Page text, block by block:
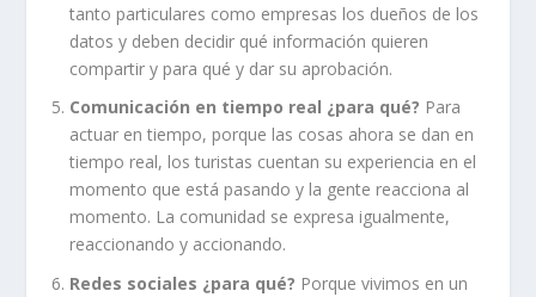
tanto particulares como empresas los dueños de los
datos y deben decidir qué información quieren
compartir y para qué y dar su aprobación.
Comunicación en tiempo real ¿para qué? Para
actuar en tiempo, porque las cosas ahora se dan en
tiempo real, los turistas cuentan su experiencia en el
momento que está pasando y la gente reacciona al
momento. La comunidad se expresa igualmente,
reaccionando y accionando.
Redes sociales ¿para qué? Porque vivimos en un